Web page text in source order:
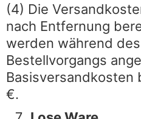
(4) Die
nach Entfernung
werden während des
Bestellvorgangs
Basisversandkosten
€.